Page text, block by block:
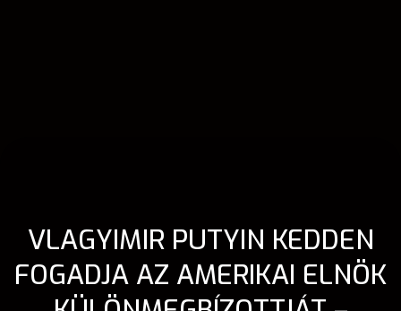
VLAGYIMIR PUTYIN KEDDEN
FOGADJA AZ AMERIKAI ELNÖK